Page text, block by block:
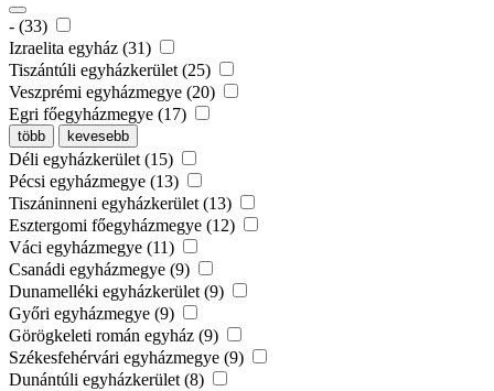
- (33)
Izraelita egyház (31)
Tiszántúli egyházkerület (25)
Veszprémi egyházmegye (20)
Egri főegyházmegye (17)
több kevesebb
Déli egyházkerület (15)
Pécsi egyházmegye (13)
Tiszáninneni egyházkerület (13)
Esztergomi főegyházmegye (12)
Váci egyházmegye (11)
Csanádi egyházmegye (9)
Dunamelléki egyházkerület (9)
Győri egyházmegye (9)
Görögkeleti román egyház (9)
Székesfehérvári egyházmegye (9)
Dunántúli egyházkerület (8)